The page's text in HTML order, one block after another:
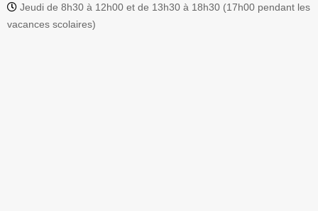
Jeudi de 8h30 à 12h00 et de 13h30 à 18h30 (17h00 pendant les
vacances scolaires)